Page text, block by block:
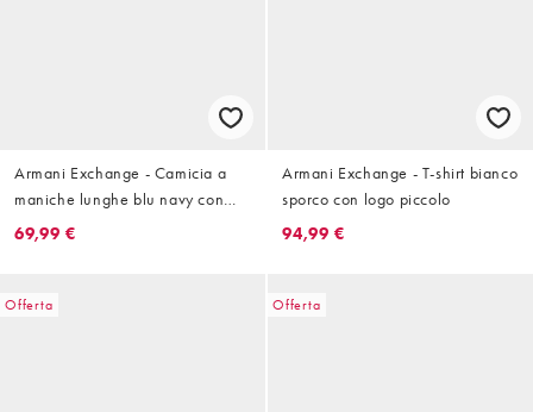
Armani Exchange - Camicia a
maniche lunghe blu navy con
logo
69,99 €
Armani Exchange - T-shirt bianco
sporco con logo piccolo
94,99 €
Offerta Offerta